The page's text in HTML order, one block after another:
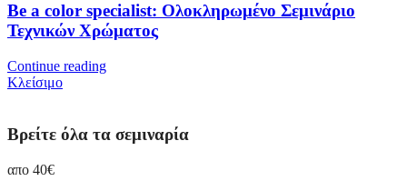
Be a color specialist: Ολοκληρωμένο Σεμινάριο
Τεχνικών Χρώματος
Continue reading
Κλείσιμο
Βρείτε όλα τα σεμιναρία
απο 40€